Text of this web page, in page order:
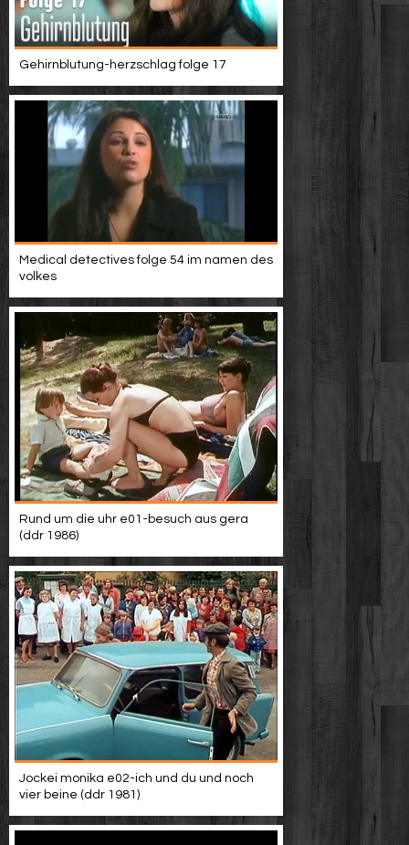
Gehirnblutung-herzschlag folge 17
Medical detectives folge 54 im namen des
volkes
Rund um die uhr e01-besuch aus gera
(ddr 1986)
Jockei monika e02-ich und du und noch
vier beine (ddr 1981)